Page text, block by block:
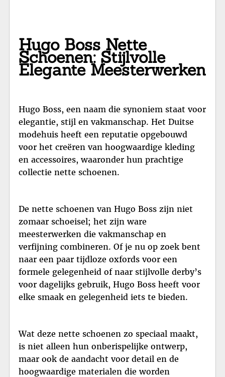
Hugo Boss Nette
Schoenen: Stijlvolle
Elegante Meesterwerken
Hugo Boss, een naam die synoniem staat voor
elegantie, stijl en vakmanschap. Het Duitse
modehuis heeft een reputatie opgebouwd
voor het creëren van hoogwaardige kleding
en accessoires, waaronder hun prachtige
collectie nette schoenen.
De nette schoenen van Hugo Boss zijn niet
zomaar schoeisel; het zijn ware
meesterwerken die vakmanschap en
verfijning combineren. Of je nu op zoek bent
naar een paar tijdloze oxfords voor een
formele gelegenheid of naar stijlvolle derby’s
voor dagelijks gebruik, Hugo Boss heeft voor
elke smaak en gelegenheid iets te bieden.
Wat deze nette schoenen zo speciaal maakt,
is niet alleen hun onberispelijke ontwerp,
maar ook de aandacht voor detail en de
hoogwaardige materialen die worden